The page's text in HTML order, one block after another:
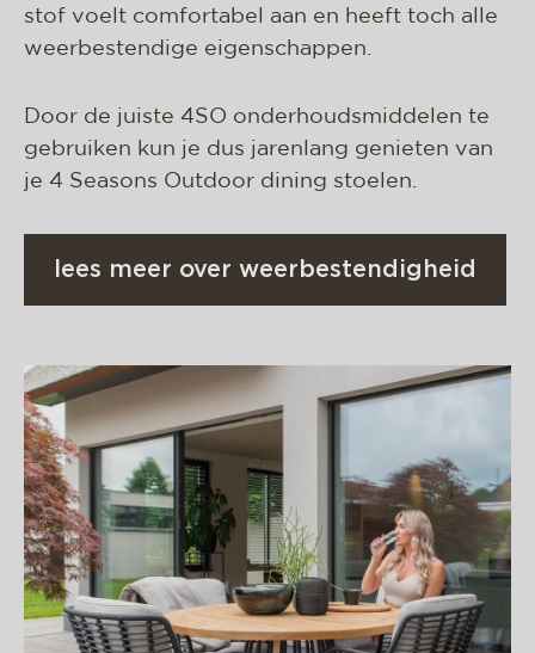
stof voelt comfortabel aan en heeft toch alle
weerbestendige eigenschappen.
Door de juiste 4SO onderhoudsmiddelen te
gebruiken kun je dus jarenlang genieten van
je 4 Seasons Outdoor dining stoelen.
lees meer over weerbestendigheid